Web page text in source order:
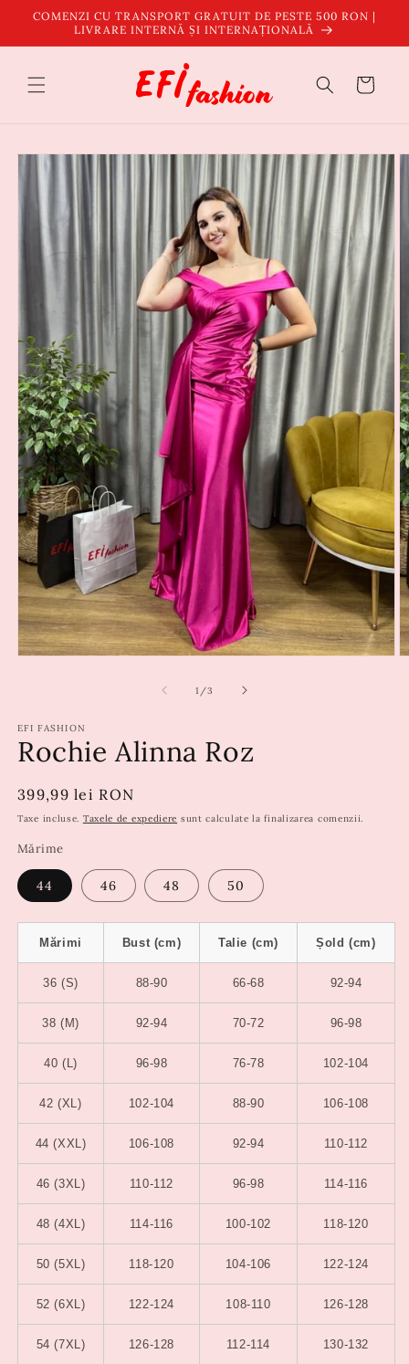
Salt la
conținut
COMENZI CU TRANSPORT GRATUIT DE PESTE 500 RON |
LIVRARE INTERNĂ ȘI INTERNAȚIONALĂ
Coș
informațiile
1 /din
3
EFI FASHION
Rochie Alinna Roz
Preț
obișnuit
399,99 lei RON
Taxe incluse. Taxele de expediere sunt calculate la finalizarea comenzii.
Mărime
44 46 48 50
Mărimi Bust (cm) Talie (cm) Șold (cm)
36 (S) 88-90 66-68 92-94
38 (M) 92-94 70-72 96-98
40 (L) 96-98 76-78 102-104
42 (XL) 102-104 88-90 106-108
44 (XXL) 106-108 92-94 110-112
46 (3XL) 110-112 96-98 114-116
48 (4XL) 114-116 100-102 118-120
50 (5XL) 118-120 104-106 122-124
52 (6XL) 122-124 108-110 126-128
54 (7XL) 126-128 112-114 130-132